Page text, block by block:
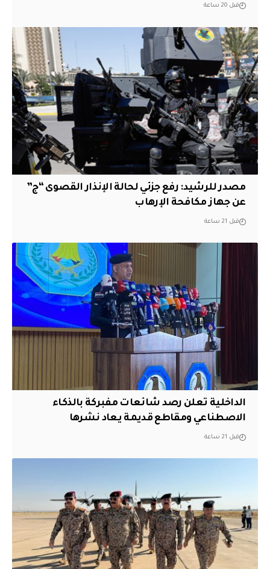
قبل 20 ساعة
مصدر للرشيد: رفع جزئي لحالة الإنذار القصوى “ج”
عن جهاز مكافحة الإرهاب
قبل 21 ساعة
الداخلية تعلن رصد شائعات مفبركة بالذكاء
الاصطناعي ومقاطع قديمة يعاد نشرها
قبل 21 ساعة